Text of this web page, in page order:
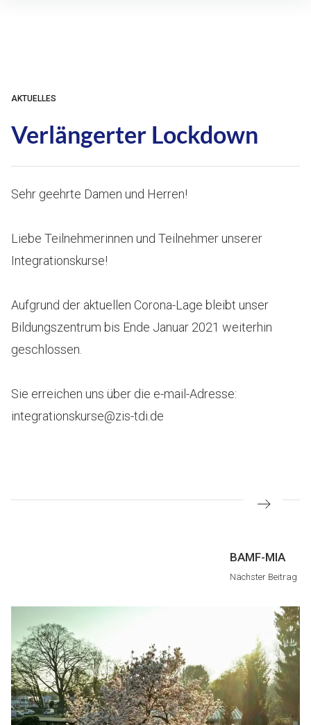
AKTUELLES
Verlängerter Lockdown
Sehr geehrte Damen und Herren!
Liebe Teilnehmerinnen und Teilnehmer unserer
Integrationskurse!
Aufgrund der aktuellen Corona-Lage bleibt unser
Bildungszentrum bis Ende Januar 2021 weiterhin
geschlossen.
Sie erreichen uns über die e-mail-Adresse:
integrationskurse@zis-tdi.de
Nächster
Beitrag
BAMF-MIA
Nächster Beitrag